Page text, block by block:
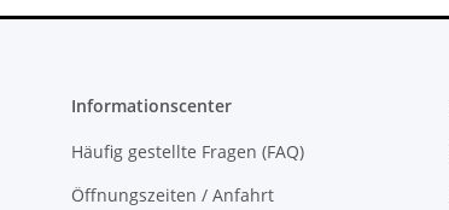
Informationscenter
Häufig gestellte Fragen (FAQ)
Öffnungszeiten / Anfahrt